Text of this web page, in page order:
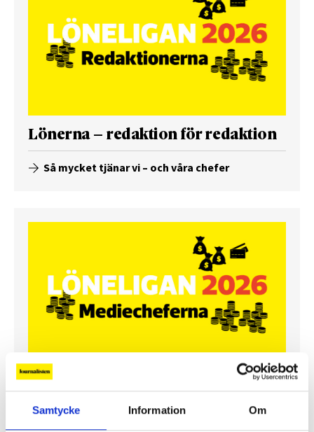
Samtycke Information Om
Lönerna – redaktion för redaktion
Så mycket tjänar vi – och våra chefer
Så mycket tjänar mediecheferna
Så mycket tjänar 260 mediechefer